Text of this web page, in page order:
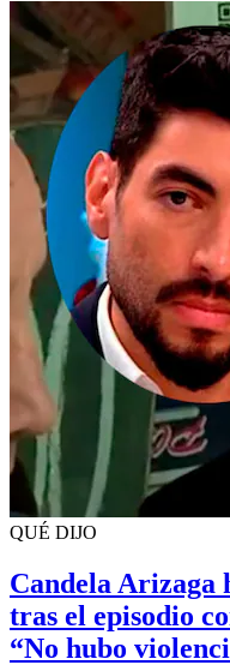
QUÉ DIJO
Candela Arizaga
tras el episodio
“No hubo